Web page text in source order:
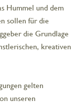
Hummel und dem
sollen für die
die Grundlage
kreativen
gelten
unseren